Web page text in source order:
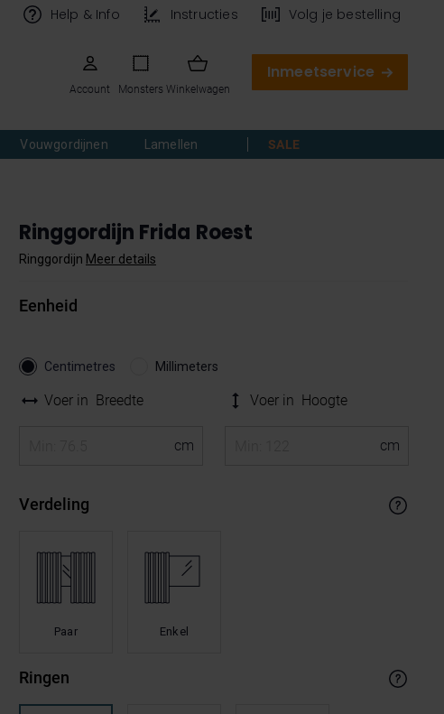
Help & Info Instructies Volg je bestelling
Account Monsters
Inmeetservice
Winkelwagen
Vouwgordijnen Lamellen SALE
Ringgordijn Frida Roest
Ringgordijn Meer details
Eenheid
Centimetres Millimeters
Voer in Breedte Voer in Hoogte
Verdeling
Paar Enkel
Ringen